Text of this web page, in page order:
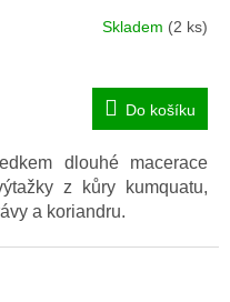
Skladem (2 ks)
Do košíku
dlouhé macerace
z kůry kumquatu,
a koriandru.